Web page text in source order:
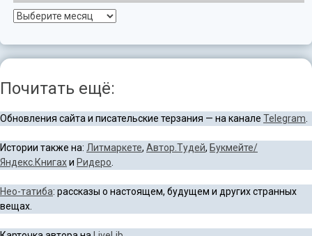
Архив
Почитать ещё:
Обновления сайта и писательские терзания — на канале Telegram
Истории также на: Литмаркете, Автор.Тудей, Букмейте/
Яндекс.Книгахи Ридеро
Нео-татиба: рассказы о настоящем, будущем и других странных
вещах.